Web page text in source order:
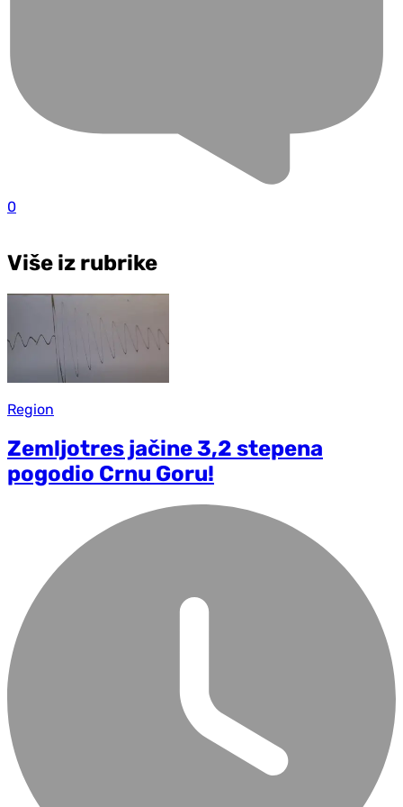
0
Više iz rubrike
Region
Zemljotres jačine 3,2 stepena
pogodio Crnu Goru!